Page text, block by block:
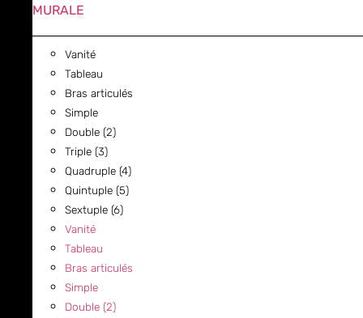
MURALE
Vanité
Tableau
Bras articulés
Simple
Double (2)
Triple (3)
Quadruple (4)
Quintuple (5)
Sextuple (6)
Vanité
Tableau
Bras articulés
Simple
Double (2)